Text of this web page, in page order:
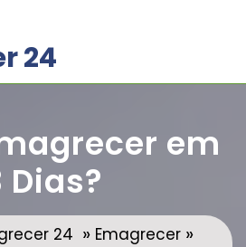
24
em
Dias?
24 » Emagrecer »